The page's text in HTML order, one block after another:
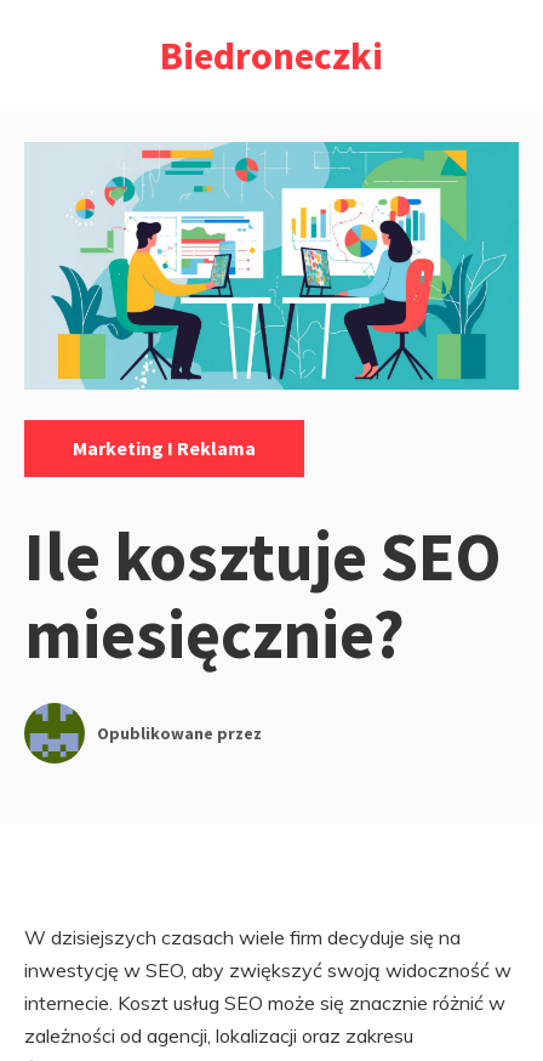
Biedroneczki
Marketing I Reklama
Ile kosztuje SEO
miesięcznie?
Opublikowane przez
W dzisiejszych czasach wiele firm decyduje się na
inwestycję w SEO, aby zwiększyć swoją widoczność w
internecie. Koszt usług SEO może się znacznie różnić w
zależności od agencji, lokalizacji oraz zakresu